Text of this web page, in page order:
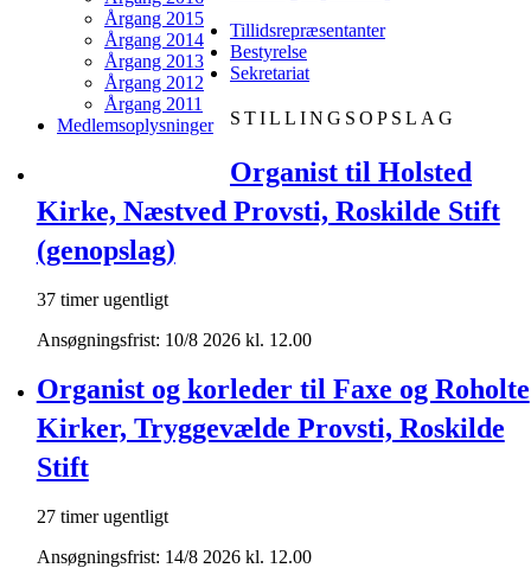
Årgang 2015
Årgang 2014
Årgang 2013
Årgang 2012
Årgang 2011
Medlemsoplysninger
Tillidsrepræsentanter
Bestyrelse
Sekretariat
STILLINGSOPSLAG
Organist til Holsted
Kirke, Næstved Provsti, Roskilde Stift
(genopslag)
37 timer ugentligt
Ansøgningsfrist: 10/8 2026 kl. 12.00
Organist og korleder til Faxe og Roholte
Kirker, Tryggevælde Provsti, Roskilde
Stift
27 timer ugentligt
Ansøgningsfrist: 14/8 2026 kl. 12.00